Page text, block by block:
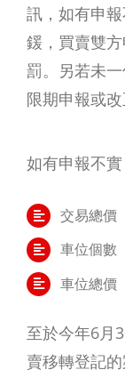
訊，如有申
鍰，買賣雙
罰。另若未
限期申報或
如有申報不
交易總價
車位個數
車位總價
至於今年6月
賣移轉登記